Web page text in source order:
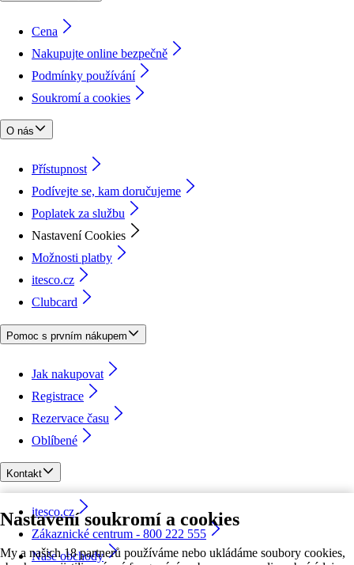
Nastavení soukromí a cookies
My a našich 18 partnerů používáme nebo ukládáme soubory cookies,
Cena
Nakupujte online bezpečně
Podmínky používání
Soukromí a cookies
O nás
Přístupnost
Podívejte se, kam doručujeme
Poplatek za službu
Nastavení Cookies
Možnosti platby
itesco.cz
Clubcard
Pomoc s prvním nákupem
Jak nakupovat
Registrace
Rezervace času
Oblíbené
Kontakt
itesco.cz
Zákaznické centrum - 800 222 555
Naše obchody